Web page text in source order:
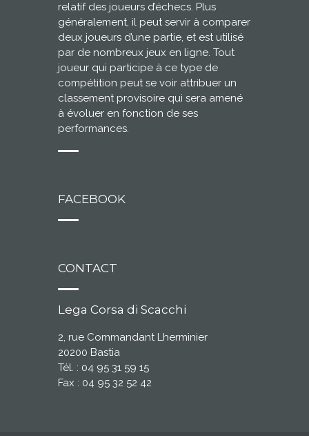
relatif des joueurs d’échecs. Plus
généralement, il peut servir à comparer
deux joueurs d’une partie, et est utilisé
par de nombreux jeux en ligne. Tout
joueur qui participe à ce type de
compétition peut se voir attribuer un
classement provisoire qui sera amené
à évoluer en fonction de ses
performances.
FACEBOOK
CONTACT
Lega Corsa di Scacchi
2, rue Commandant Lherminier
20200 Bastia
Tél. : 04 95 31 59 15
Fax : 04 95 32 52 42